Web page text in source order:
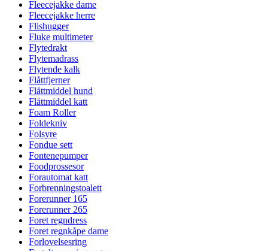
Fleecejakke dame
Fleecejakke herre
Flishugger
Fluke multimeter
Flytedrakt
Flytemadrass
Flytende kalk
Flåttfjerner
Flåttmiddel hund
Flåttmiddel katt
Foam Roller
Foldekniv
Folsyre
Fondue sett
Fontenepumper
Foodprossesor
Forautomat katt
Forbrenningstoalett
Forerunner 165
Forerunner 265
Foret regndress
Foret regnkåpe dame
Forlovelsesring